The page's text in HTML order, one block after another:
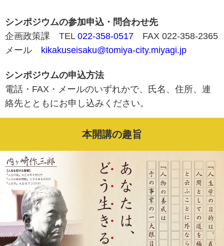
シンポジウムの参加申込・問合わせ先
企画政策課 TEL 022-358-0517 FAX 022-358-2365
メール kikakuseisaku@tomiya-city.miyagi.jp
シンポジウムの申込方法
電話・FAX・メールのいずれかで、氏名、住所、連
絡先とともにお申し込みください。
本開講の趣旨